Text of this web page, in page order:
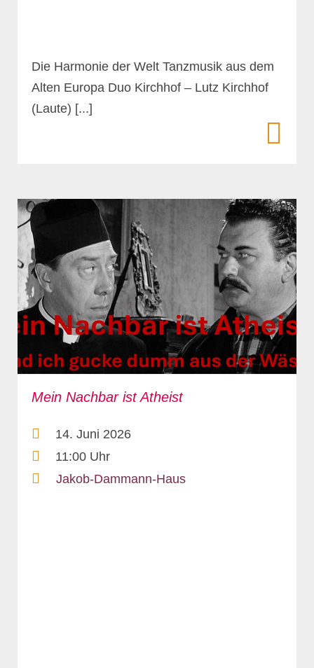
Die Harmonie der Welt Tanzmusik aus dem
Alten Europa Duo Kirchhof – Lutz Kirchhof
(Laute) [...]
Mein Nachbar ist Atheist
14. Juni 2026
11:00 Uhr
Jakob-Dammann-Haus